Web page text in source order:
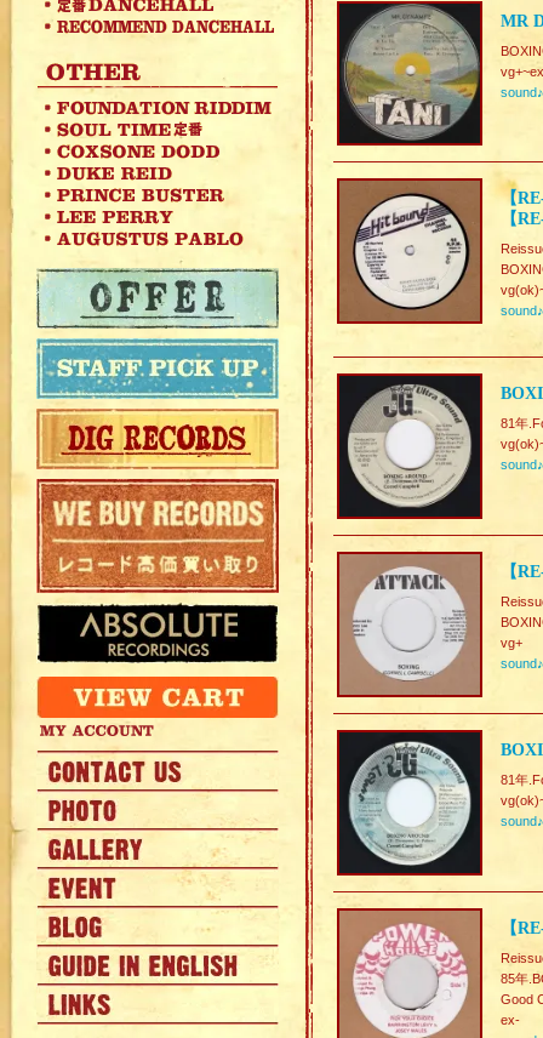
MR
sound♪
【
【
sound♪
81年
sound♪
【
vg+
sound♪
81年
sound♪
【
85年
Good
ex-